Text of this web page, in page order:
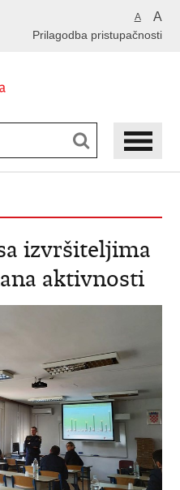
A A
Prilagodba pristupačnosti
izvršiteljima
aktivnosti